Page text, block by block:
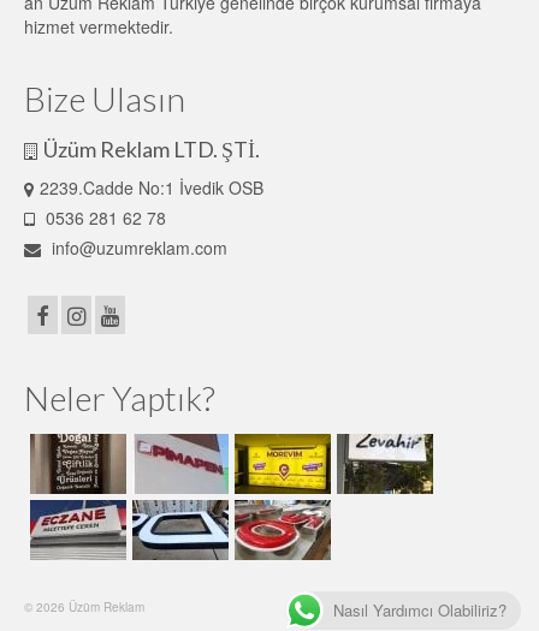
hizmet vermektedir.
Bize Ulasın
Üzüm Reklam LTD. ŞTİ.
2239.Cadde No:1 İvedik OSB
0536 281 62 78
info@uzumreklam.com
Neler Yaptık?
© 2026 Üzüm Reklam Nasıl Yardımcı Olabiliriz?